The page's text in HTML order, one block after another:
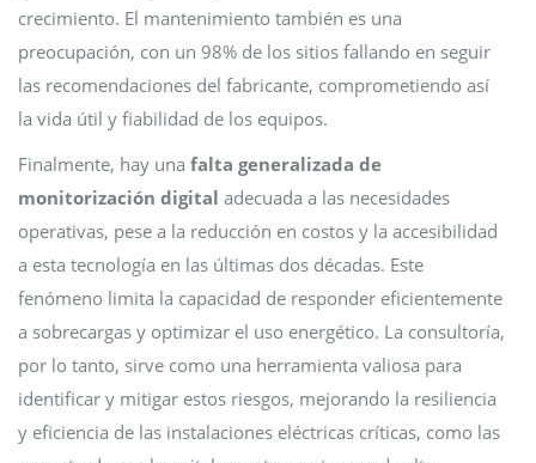
crecimiento. El mantenimiento también es una
preocupación, con un 98% de los sitios fallando en seguir
las recomendaciones del fabricante, comprometiendo así
la vida útil y fiabilidad de los equipos.
Finalmente, hay una falta generalizada de
monitorización digital adecuada a las necesidades
operativas, pese a la reducción en costos y la accesibilidad
a esta tecnología en las últimas dos décadas. Este
fenómeno limita la capacidad de responder eficientemente
a sobrecargas y optimizar el uso energético. La consultoría,
por lo tanto, sirve como una herramienta valiosa para
identificar y mitigar estos riesgos, mejorando la resiliencia
y eficiencia de las instalaciones eléctricas críticas, como las